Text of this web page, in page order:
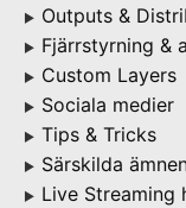
▶ Outputs &
▶ Fjärrstyrning &
▶ Custom Layers
▶ Sociala medier
▶ Tips & Tricks
▶ Särskilda
▶ Live Streaming